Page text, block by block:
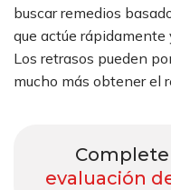
buscar remedios
que actúe rápidamente
Los retrasos pueden
mucho más obtener el
evaluación